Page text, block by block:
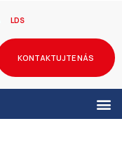
LDS
KONTAKTUJTE NÁS